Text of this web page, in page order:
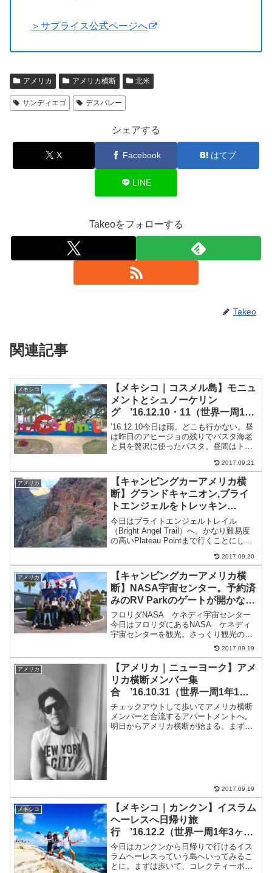
＞サプライス公式ページへ
アメリカ アメリカ横断 北米
サンディエゴ デスバレー
シェアする
X Facebook はてブ
LINE
Takeoをフォローする
Takeo
関連記事
メキシコ
【メキシコ｜コスメル島】モニュ
メントとシュノーケリン
グ ’16.12.10・11（世界一周1年
3ヶ月と10・11日目）
’16.12.10今日は雨。どこも行かない。昼
は昨日のアヒージョの残りでパスタ海老
と貝を贅沢に使ったパスタ。昼間はトラ
飯。ゆいちゃんの得意料理ハンバー
グ’16.12.11今日は大勢チェックインして
くる。スペ...
2017.09.21
アメリカ
【キャンピングカーアメリカ横
断】グランドキャニオン,ブライ
トエンジェルをトレッキン
グ ’16.11.15（世界一周1年2ヶ
月と15日目）
今日はブライトエンジェルトレイル
（Bright Angel Trail）へ。かなり難易度
の高いPlateau Pointまで行くことにし
ス時間は8〜12時間。普段歩いていない人
ばかりだから少し心配だった。...
2017.09.20
アメリカ
【キャンピングカーアメリカ横
断】NASA宇宙センター。予約済
みのRV Parkのゲートが開かな
い。 ’16.11.4（世界一周1年2ヶ
月と4日目）
フロリダNASA ケネディ宇宙センター
今日はフロリダにあるNASA ケネディ
宇宙センターを観光。さっくり観光のは
ずが結局11:00〜17:00までしっかり観光
した。料金も53.25ドルと安くないので、
行くなら１日観光がおすすめ。RVが停め
ら...
2017.09.19
アメリカ
【アメリカ｜ニューヨーク】アメ
リカ横断メンバー集
合 ’16.10.31（世界一周1年1ヶ
月と31日目）
チェックアウトして歩いてアメリカ横断
メンバーと合流するアパートメントへ。
明日からアメリカ横断が始まる。まず
2017.09.19
メキシコ
【メキシコ｜カンクン】イスラム
ヘーレスへ日帰り旅
行 ’16.12.2（世界一周1年3ヶ月
と2日目）
今日はカンクンから日帰りで行けるイス
ラムヘーレスっていう島へいってみるこ
とに。まずは歩いて、コレクティーボ乗